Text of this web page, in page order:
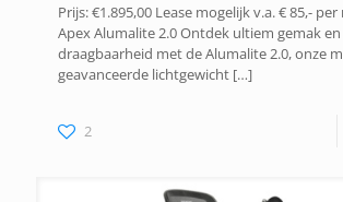
Prijs: €1.895,00 Lease mogelijk v.a. € 85,-
Apex Alumalite 2.0 Ontdek ultiem gemak en
draagbaarheid met de Alumalite 2.0, onze
geavanceerde lichtgewicht […]
2